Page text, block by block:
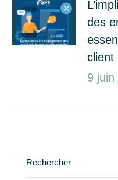
des
client
9 juin
Rechercher